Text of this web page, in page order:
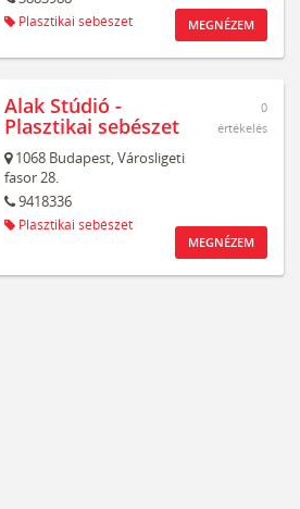
Plasztikai sebészet MEGNÉZEM
Alak Stúdió -
Plasztikai sebészet
1068 Budapest,Városligeti
fasor 28.
9418336
Plasztikai sebészet
0
értékelés
MEGNÉZEM